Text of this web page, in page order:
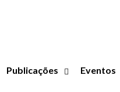
Publicações Eventos